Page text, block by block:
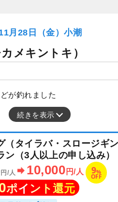
月28日（金）小潮
カメキントキ）
が釣れました
続きを表示
グ（タイラバ・スロー
ラン（3人以上の申し込